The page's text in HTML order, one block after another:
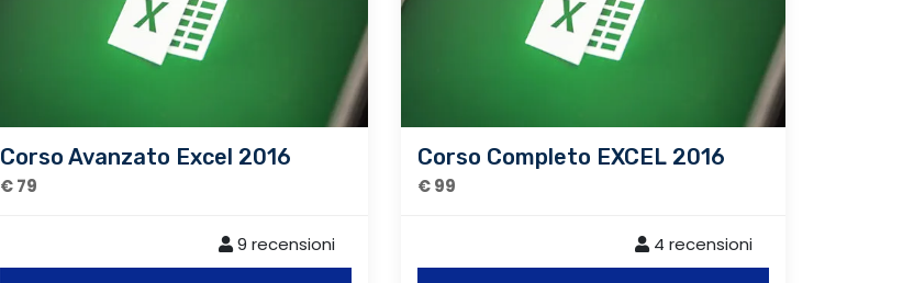
Corso Avanzato Excel 2016
€ 79
9 recensioni
Corso Completo EXCEL 2016
€ 99
4 recensioni